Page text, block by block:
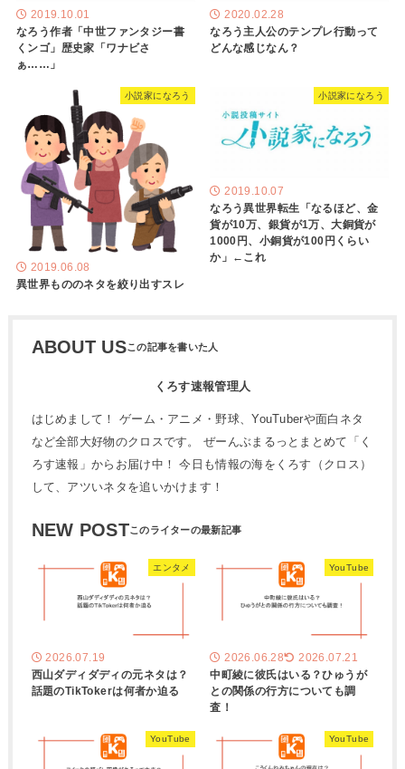
2019.10.01
なろう作者「中世ファンタジー書
くンゴ」歴史家「ワナビさ
ぁ……」
2020.02.28
なろう主人公のテンプレ行動って
どんな感じなん？
小説家になろう
2019.06.08
異世界もののネタを絞り出すスレ
小説家になろう
2019.10.07
なろう異世界転生「なるほど、金
貨が10万、銀貨が1万、大銅貨が
1000円、小銅貨が100円くらい
か」←これ
ABOUT US
くろす速報管理人
はじめまして！ ゲーム・アニメ・野球、YouTuberや面白ネタ
など全部大好物のクロスです。 ぜーんぶまるっとまとめて「く
ろす速報」からお届け中！ 今日も情報の海をくろす（クロス）
して、アツいネタを追いかけます！
NEW POST
エンタメ
2026.07.19
西山ダディダディの元ネタは？
話題のTikTokerは何者か迫る
YouTube
2026.06.28 2026.07.21
中町綾に彼氏はいる？ひゅうが
との関係の行方についても調
査！
YouTube YouTube